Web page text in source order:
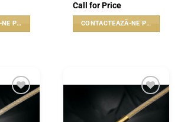
CONTACTEAZĂ-NE PENTRU PREȚ
Call for Price
CONTACTEAZĂ-NE PENTRU PREȚ
WISHLIST WISHLIST